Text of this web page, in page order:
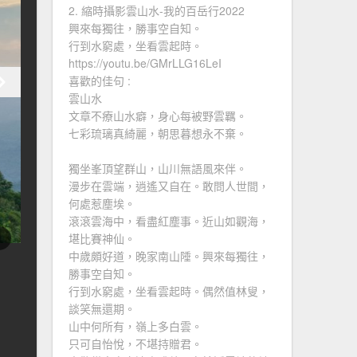
2. 縮時攝影雲山水-我的百岳行2022
興來每獨往，勝事空自知。
行到水窮處，坐看雲起時。
https://youtu.be/GMrLLG16LeI
喜歡的佳句 :
雲山水
文章不療山水癖，身心每被野雲羈。
七彩琉璃真綺麗，朝思暮想永不棄。
獨坐峯頂望群山，山川無語風來伴。
漫步在雲端，逍遙又自在。敢問人世間，
何處惹塵埃。
滾滾雲海中，看盡紅塵事。近山如觀海，
堪比賽神仙。
中歲頗好道，晚家南山陲。興來每獨往，
勝事空自知。
行到水窮處，坐看雲起時。偶然值林叟，
談笑無還期。
山中何所有，嶺上多白雲。
只可自怡悅，不堪持贈君。